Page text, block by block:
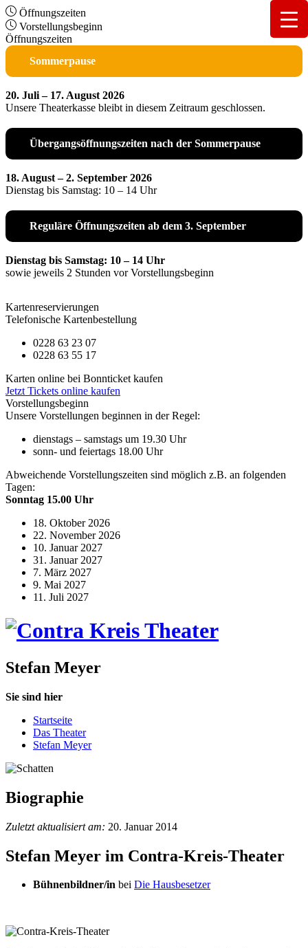
Öffnungszeiten
Vorstellungsbeginn
Öffnungszeiten
Sommerpause
20. Juli – 17. August 2026
Unsere Theaterkasse bleibt in diesem Zeitraum geschlossen.
Übergangsöffnungszeiten nach der Sommerpause
18. August – 2. September 2026
Dienstag bis Samstag: 10 – 14 Uhr
Reguläre Öffnungszeiten ab dem 3. September
Dienstag bis Samstag: 10 – 14 Uhr
sowie jeweils 2 Stunden vor Vorstellungsbeginn
Kartenreservierungen
Telefonische Kartenbestellung
0228 63 23 07
0228 63 55 17
Karten online bei Bonnticket kaufen
Jetzt Tickets online kaufen
Vorstellungsbeginn
Unsere Vorstellungen beginnen in der Regel:
dienstags – samstags um 19.30 Uhr
sonn- und feiertags 18.00 Uhr
Abweichende Vorstellungszeiten sind möglich z.B. an folgenden
Tagen:
Sonntag 15.00 Uhr
18. Oktober 2026
22. November 2026
10. Januar 2027
31. Januar 2027
7. März 2027
9. Mai 2027
11. Juli 2027
Stefan Meyer
Sie sind hier
Startseite
Das Theater
Stefan Meyer
Biographie
Zuletzt aktualisiert am: 20. Januar 2014
Stefan Meyer im Contra-Kreis-Theater
Bühnenbildner/in bei Die Hausbesetzer